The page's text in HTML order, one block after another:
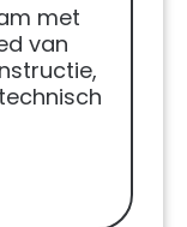
met
van